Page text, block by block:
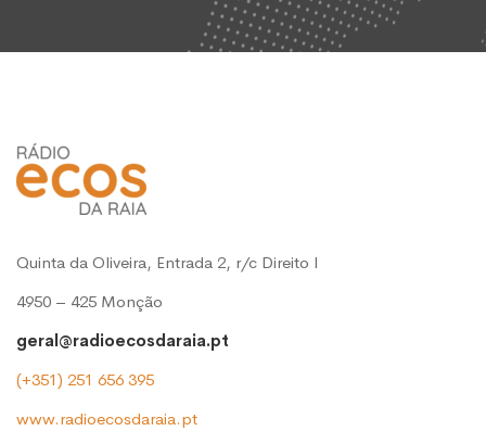
Quinta da Oliveira, Entrada 2, r/c Direito l
4950 – 425 Monção
geral@radioecosdaraia.pt
(+351) 251 656 395
www.radioecosdaraia.pt